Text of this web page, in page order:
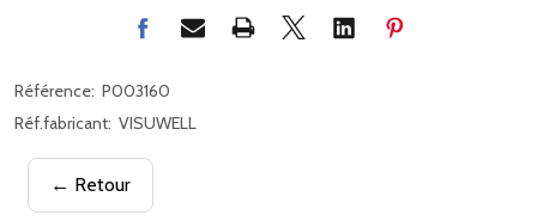
Référence: P003160
Réf.fabricant: VISUWELL
← Retour